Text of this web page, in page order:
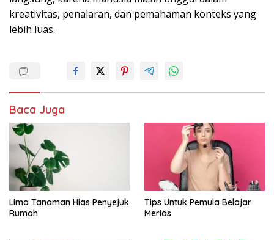
kreativitas, penalaran, dan pemahaman konteks yang
lebih luas.
Baca Juga
Lima Tanaman Hias Penyejuk
Rumah
Tips Untuk Pemula Belajar
Merias